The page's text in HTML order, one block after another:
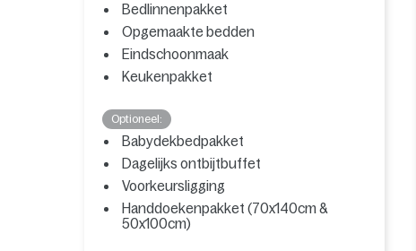
Bedlinnenpakket
Opgemaakte bedden
Eindschoonmaak
Keukenpakket
Optioneel:
Babydekbedpakket
Dagelijks ontbijtbuffet
Voorkeursligging
Handdoekenpakket (70x140cm &
50x100cm)